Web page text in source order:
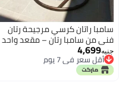
سامبا راتان كرسي مرجيحة رتان
فني من سامبا رتان – مقعد واحد
من السكينة الخالصة
جنيه4,699
أقل سعر في 7 يوم
أقل سعر في 7 يوم